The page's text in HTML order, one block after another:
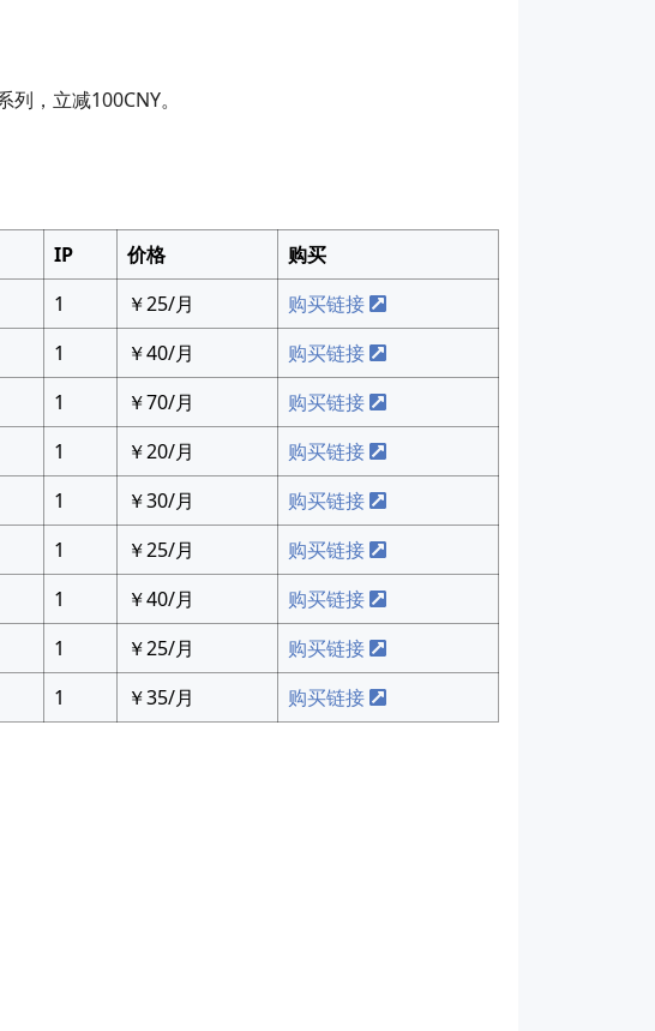
，立减100CNY。
IP 价格
购买
1 ￥25/月
购买链接
1 ￥40/月
购买链接
1 ￥70/月
购买链接
1 ￥20/月
购买链接
1 ￥30/月
购买链接
1 ￥25/月
购买链接
1 ￥40/月
购买链接
1 ￥25/月
购买链接
1 ￥35/月 购买链接